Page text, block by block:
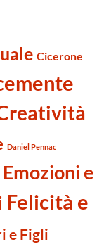
Cicerone
Daniel Pennac
Emozioni e
Felicità e
e Figli